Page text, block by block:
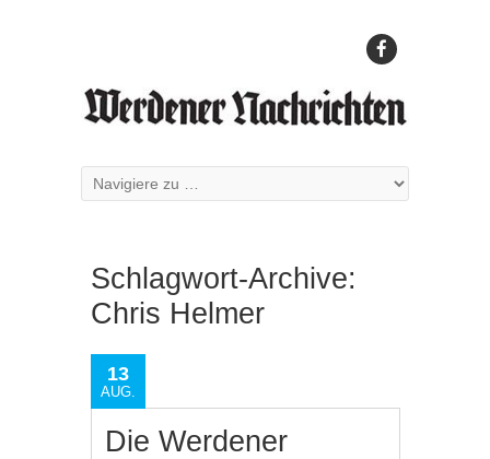
Schlagwort-Archive:
Chris Helmer
13
AUG.
Die Werdener